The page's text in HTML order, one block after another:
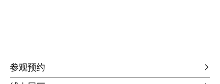
参观预约